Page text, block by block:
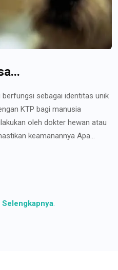
sebagai identitas unik
KTP bagi manusia
oleh dokter hewan atau
keamanannya Apa...
Selengkapnya